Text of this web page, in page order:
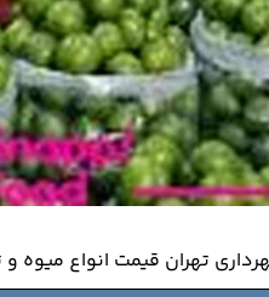
انواع میوه و تره بار، امروز ششم